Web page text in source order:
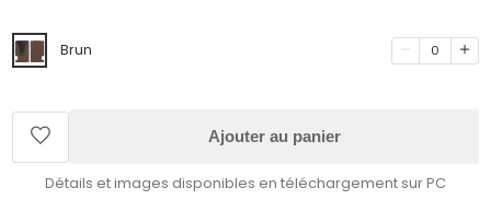
Brun 0
Ajouter au panier
Détails et images disponibles en téléchargement sur PC